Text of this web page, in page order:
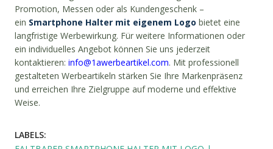
Promotion, Messen oder als Kundengeschenk –
ein Smartphone Halter mit eigenem Logo bietet eine
langfristige Werbewirkung. Für weitere Informationen oder
ein individuelles Angebot können Sie uns jederzeit
kontaktieren: info@1awerbeartikel.com. Mit professionell
gestalteten Werbeartikeln stärken Sie Ihre Markenpräsenz
und erreichen Ihre Zielgruppe auf moderne und effektive
Weise.
LABELS: